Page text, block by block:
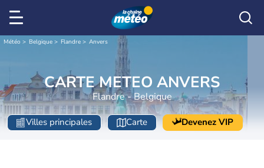
Météo Belgique Flandre Anvers
CARTE METEO ANVERS
Flandre - Belgique
Villes principales Carte Devenez VIP